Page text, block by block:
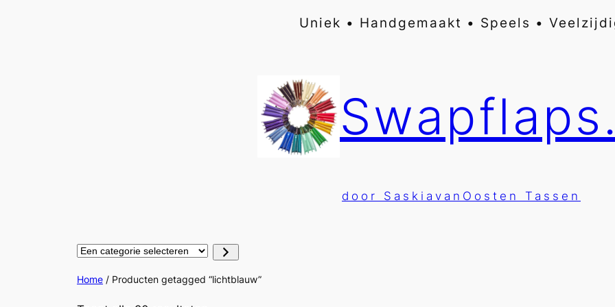
Uniek • Handgemaakt • Speels •
door SaskiavanOosten Tassen
Een
categorie
Home / Producten getagged “lichtblauw”